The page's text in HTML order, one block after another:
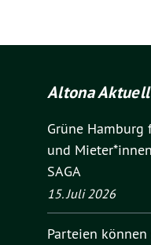
Altona Aktuell
Grüne Hamburg
und
SAGA
15. Juli 2026
Parteien